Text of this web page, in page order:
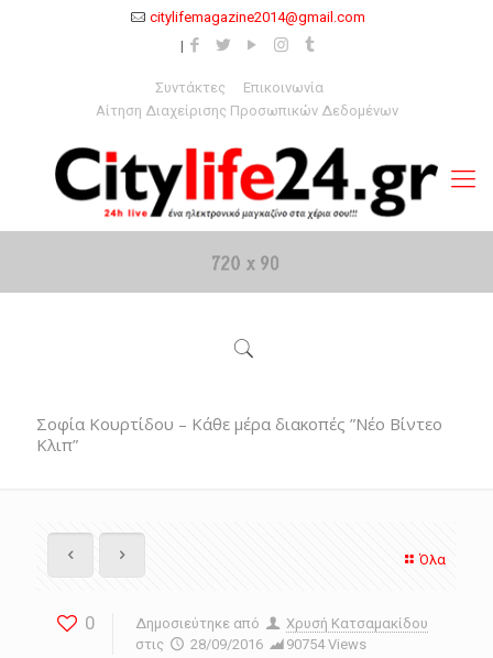
citylifemagazine2014@gmail.com
Συντάκτες
Επικοινωνία
Αίτηση Διαχείρισης Προσωπικών Δεδομένων
Σοφία Κουρτίδου – Κάθε μέρα διακοπές ”Νέο Βίντεο
Κλιπ”
Όλα
0 Δημοσιεύτηκε από
Χρυσή Κατσαμακίδου
στις
28/09/2016 90754 Views